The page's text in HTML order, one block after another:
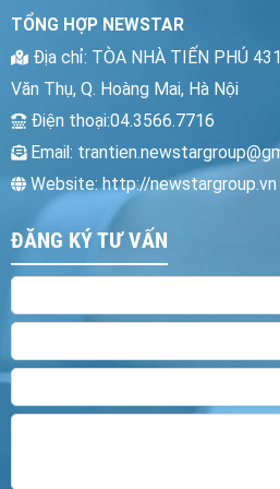
Tương thích điện từ trường không
gây ra hiện tượng nhiễu cho sản
phẩm điện tử và không bị ảnh
hưởng nhiễu của các thiết bị điện tử
Chất lượng ánh sáng cao (CRI > 80)
tăng khả năng nhận diện màu sắc
của vật được chiếu sáng.
Dải điện áp rộng 150-250V đáp ứng
dải điện áp lưới tại Việt Nam.
TỔNG HỢP NEWSTAR
Địa chỉ: TÒA NHÀ TIẾN PHÚ
Văn Thụ, Q. Hoàng Mai, Hà Nội
Điện thoại:04.3566.7716
Email:
Website: http://newstargroup.vn
ĐĂNG KÝ TƯ VẤN